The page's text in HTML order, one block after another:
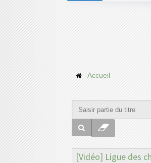
Accueil
[Vidéo] Ligue des